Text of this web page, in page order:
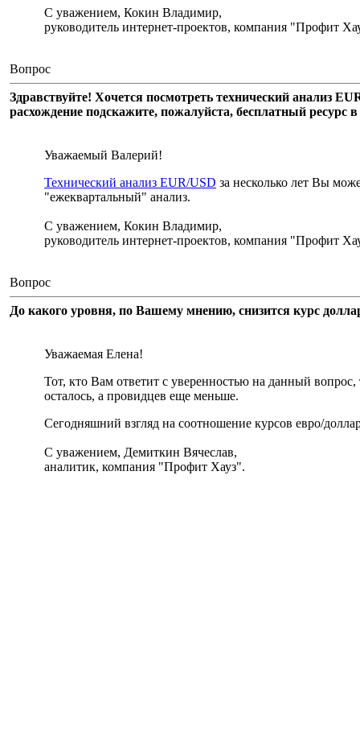
С уважением, Кокин Владимир,
руководитель интернет-проектов, компания "Профит
Вопрос
Здравствуйте! Хочется посмотреть технический анализ
расхождение подскажите, пожалуйста, бесплатный ресурс в
Уважаемый Валерий!
Технический анализ EUR/USD за несколько лет Вы
"ежеквартальный" анализ.
С уважением, Кокин Владимир,
руководитель интернет-проектов, компания "Профит
Вопрос
До какого уровня, по Вашему мнению, снизится курс
Уважаемая Елена!
Тот, кто Вам ответит с уверенностью на данный
осталось, а провидцев еще меньше.
Сегодняшний взгляд на соотношение курсов евро/
С уважением, Демиткин Вячеслав,
аналитик, компания "Профит Хауз".